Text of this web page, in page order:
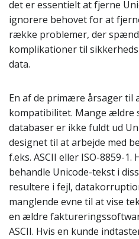
det er essentielt at fjerne
ignorere behovet for at
række problemer, der
komplikationer til
data.
En af de primære årsager til
kompatibilitet. Mange ældre
databaser er ikke fuldt ud
designet til at arbejde med
f.eks. ASCII eller ISO-8859-
behandle Unicode-tekst i
resultere i fejl,
manglende evne til at vise
en ældre
ASCII. Hvis en kunde